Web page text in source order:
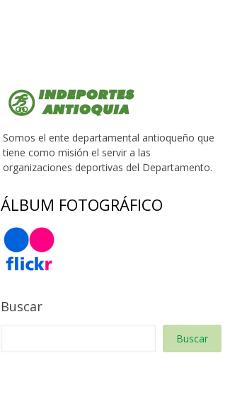
Somos el ente departamental antioqueño que
tiene como misión el servir a las
organizaciones deportivas del Departamento.
ÁLBUM FOTOGRÁFICO
Buscar
Buscar